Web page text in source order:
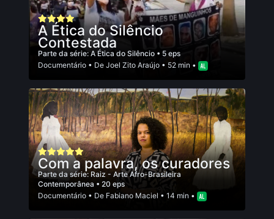
A Ética do Silêncio
Contestada
Parte da série: A Ética do Silêncio • 5 eps
Documentário • De Joel Zito Araújo • 52 min •
Com a palavra, os curadores
Parte da série: Raiz - Arte Afro-Brasileira
Contemporânea • 20 eps
Documentário • De Fabiano Maciel • 14 min •